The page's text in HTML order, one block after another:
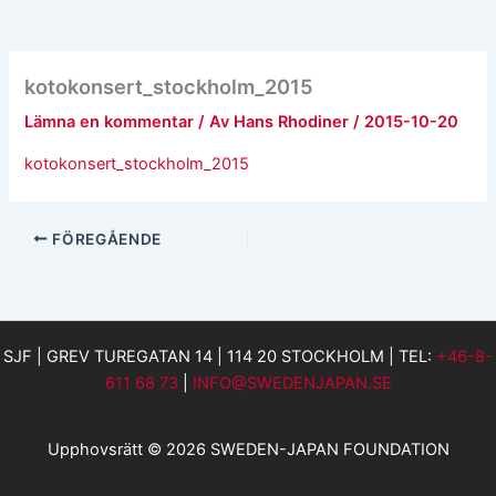
kotokonsert_stockholm_2015
Lämna en kommentar / Av Hans Rhodiner/ 2015-10-20
kotokonsert_stockholm_2015
FÖREGÅENDE
SJF | GREV TUREGATAN 14 | 114 20 STOCKHOLM | TEL: +46-8-
611 68 73| INFO@SWEDENJAPAN.SE
Upphovsrätt © 2026 SWEDEN-JAPAN FOUNDATION